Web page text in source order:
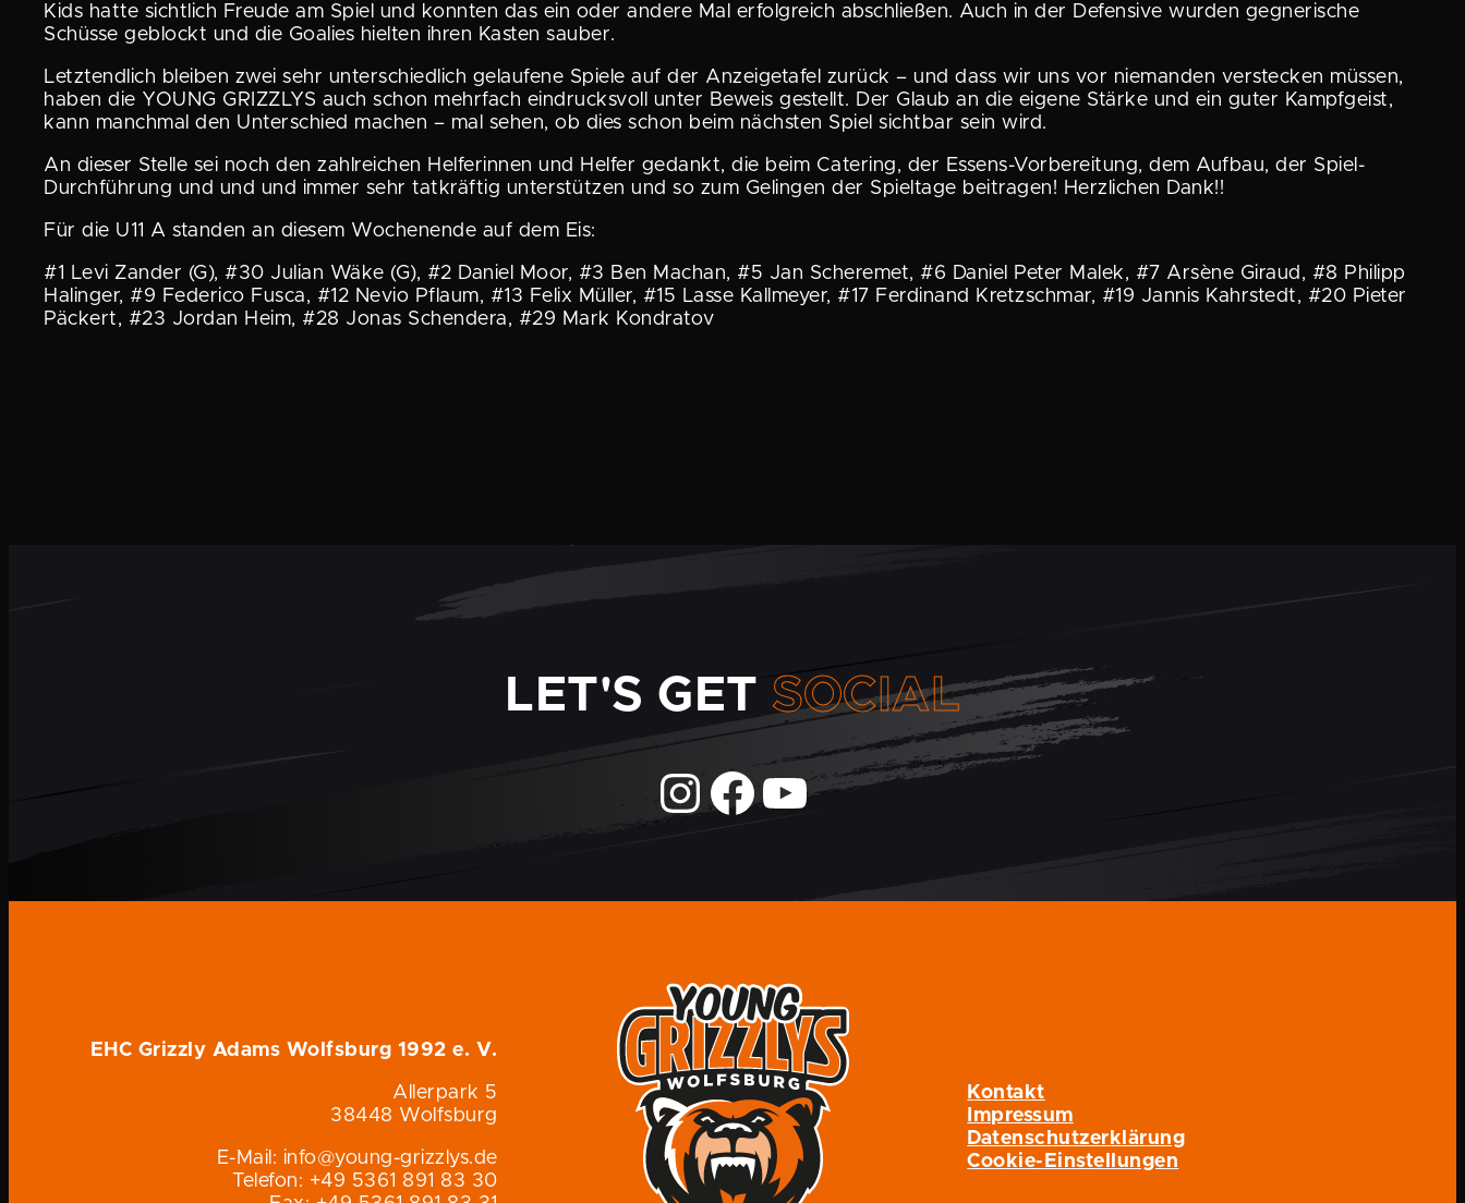
Kids hatte sichtlich Freude am Spiel und konnten das ein oder andere Mal erfolg­reich abschließen. Auch in der Defensive wurden gegne­ri­sche
Schüsse geblockt und die Goalies hielten ihren Kasten sauber.
Letzt­end­lich bleiben zwei sehr unter­schied­lich gelaufene Spiele auf der Anzei­ge­tafel zurück – und dass wir uns vor niemanden verste­cken müssen,
haben die YOUNG GRIZZLYS auch schon mehrfach eindrucks­voll unter Beweis gestellt. Der Glaub an die eigene Stärke und ein guter Kampf­geist,
kann manchmal den Unter­schied machen – mal sehen, ob dies schon beim nächsten Spiel sichtbar sein wird.
An dieser Stelle sei noch den zahlrei­chen Helfe­rinnen und Helfer gedankt, die beim Catering, der Essens-Vorbe­rei­tung, dem Aufbau, der Spiel-
Durch­füh­rung und und und immer sehr tatkräftig unter­stützen und so zum Gelingen der Spieltage beitragen! Herzli­chen Dank!!
Für die U11 A standen an diesem Wochen­ende auf dem Eis:
#1 Levi Zander (G), #30 Julian Wäke (G), #2 Daniel Moor, #3 Ben Machan, #5 Jan Scheremet, #6 Daniel Peter Malek, #7 Arsène Giraud, #8 Philipp
Halinger, #9 Federico Fusca, #12 Nevio Pflaum, #13 Felix Müller, #15 Lasse Kallmeyer, #17 Ferdinand Kretz­schmar, #19 Jannis Kahrstedt, #20 Pieter
Päckert, #23 Jordan Heim, #28 Jonas Schendera, #29 Mark Kondratov
LET'S GET SOCIAL
EHC Grizzly Adams Wolfsburg 1992 e. V.
Allerpark 5
38448 Wolfsburg
E-Mail: info@young-grizzlys.de
Telefon: +49 5361 891 83 30
Kontakt
Impressum
Datenschutzerklärung
Cookie-Einstellungen